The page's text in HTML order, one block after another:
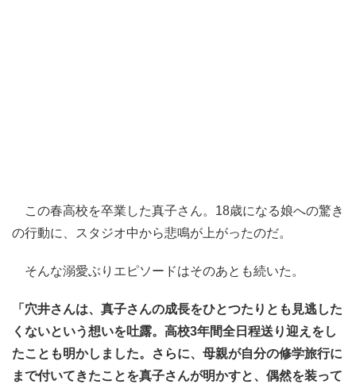
この春高校を卒業した真子さん。18歳になる娘への驚き
の行動に、スタジオ中から悲鳴が上がったのだ。
そんな溺愛ぶりエピソードはそのあとも続いた。
「穴井さんは、真子さんの成長をひとつたりとも見逃した
くないという想いを吐露。高校3年間全日程送り迎えをし
たことも明かしました。さらに、母親が自分の修学旅行に
まで付いてきたことを真子さんが明かすと、偶然を装って